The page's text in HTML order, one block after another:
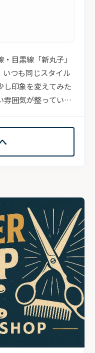
目黒線「新丸子」
つも同じスタイル
し印象を変えてみた
雰囲気が整っていま